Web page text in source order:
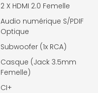
2 X HDMI 2.0 Femelle
Audio numérique S/PDIF
Optique
Subwoofer (1x RCA)
Casque (Jack 3.5mm
Femelle)
CI+